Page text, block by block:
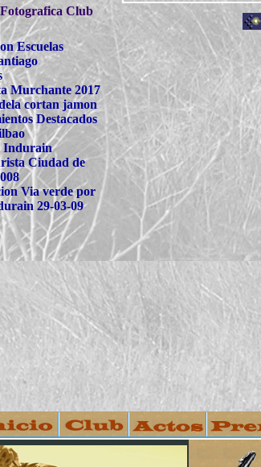
Club
Escuelas
Murchante 2017
cortan jamon
Destacados
Indurain
Ciudad de
Via verde por
29-03-09